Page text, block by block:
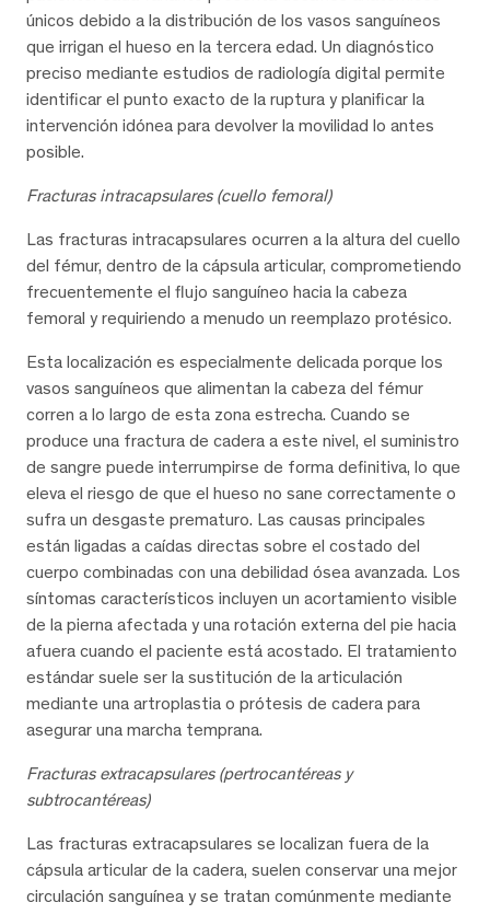
únicos debido a la distribución de los vasos sanguíneos
que irrigan el hueso en la tercera edad. Un diagnóstico
preciso mediante estudios de radiología digital permite
identificar el punto exacto de la ruptura y planificar la
intervención idónea para devolver la movilidad lo antes
posible.
Fracturas intracapsulares (cuello femoral)
Las fracturas intracapsulares ocurren a la altura del cuello
del fémur, dentro de la cápsula articular, comprometiendo
frecuentemente el flujo sanguíneo hacia la cabeza
femoral y requiriendo a menudo un reemplazo protésico.
Esta localización es especialmente delicada porque los
vasos sanguíneos que alimentan la cabeza del fémur
corren a lo largo de esta zona estrecha. Cuando se
produce una fractura de cadera a este nivel, el suministro
de sangre puede interrumpirse de forma definitiva, lo que
eleva el riesgo de que el hueso no sane correctamente o
sufra un desgaste prematuro. Las causas principales
están ligadas a caídas directas sobre el costado del
cuerpo combinadas con una debilidad ósea avanzada. Los
síntomas característicos incluyen un acortamiento visible
de la pierna afectada y una rotación externa del pie hacia
afuera cuando el paciente está acostado. El tratamiento
estándar suele ser la sustitución de la articulación
mediante una artroplastia o prótesis de cadera para
asegurar una marcha temprana.
Fracturas extracapsulares (pertrocantéreas y
subtrocantéreas)
Las fracturas extracapsulares se localizan fuera de la
cápsula articular de la cadera, suelen conservar una mejor
circulación sanguínea y se tratan comúnmente mediante